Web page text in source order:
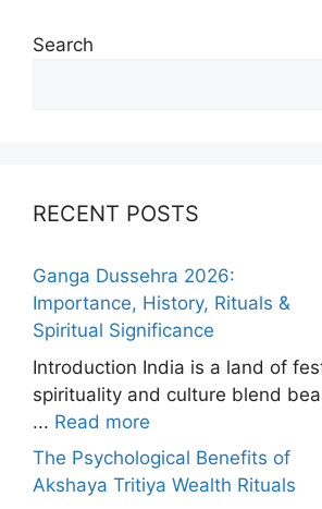
Search
RECENT POSTS
Ganga Dussehra 2026:
Importance, History, Rituals &
Spiritual Significance
Introduction India is a land of
spirituality and culture blend
... Read more
The Psychological Benefits of
Akshaya Tritiya Wealth Rituals